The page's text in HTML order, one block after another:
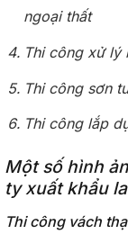
ngoại thất
Thi công xử lý
Thi công sơn
Thi công lắp
Một số hình
ty xuất khẩu
Thi công vách